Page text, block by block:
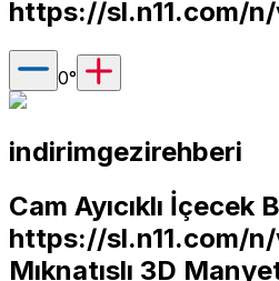
https://sl.n11.com/n/
0°
indirimgezirehberi
Cam Ayıcıklı İçecek
https://sl.n11.com/
Mıknatıslı 3D